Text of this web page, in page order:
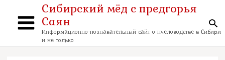
содержимому
Main
Сибирский мёд с предгорья
Саян
Информационно-познавательный сайт о пчеловодстве в Сибири
и не только